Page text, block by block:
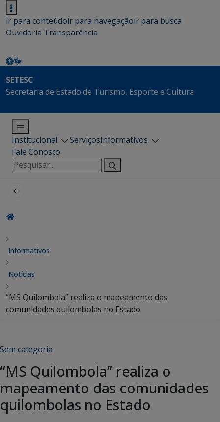
ir para conteúdoir para navegaçãoir para busca
Ouvidoria Transparência
SETESC
Secretaria de Estado de Turismo, Esporte e Cultura
Institucional ServiçosInformativos
Fale Conosco
Pesquisar
por:
Informativos
Notícias
“MS Quilombola” realiza o mapeamento das
comunidades quilombolas no Estado
Sem categoria
“MS Quilombola” realiza o
mapeamento das comunidades
quilombolas no Estado